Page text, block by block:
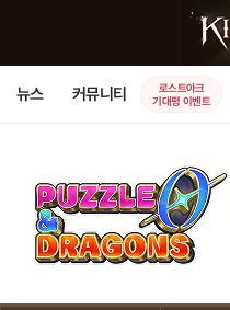
뉴스 커뮤니티
로스트아크
기대평 이벤트